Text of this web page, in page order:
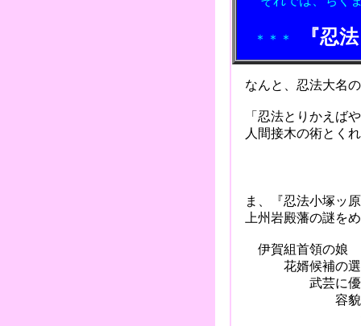
＊＊＊ 『忍
なんと、忍法大名
「忍法とりかえば
人間接木の術とく
『忍
ま、『忍法小塚ッ原
上州岩殿藩の謎を
伊賀組首領の娘
花婿候補の選
武芸に優れた
容貌が自慢
偉丈夫な